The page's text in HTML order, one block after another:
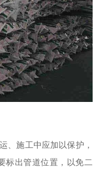
、施工中应加以保护，
标出管道位置，以免二